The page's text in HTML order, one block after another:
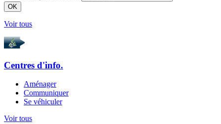
OK
Voir tous
Centres d'info.
Aménager
Communiquer
Se véhiculer
Voir tous